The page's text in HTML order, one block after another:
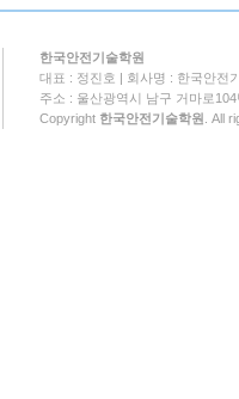
한국안전기술학원
대표 : 정진호 | 회사명 : 한국안전
주소 : 울산광역시 남구 거마로
Copyright 한국안전기술학원 . All